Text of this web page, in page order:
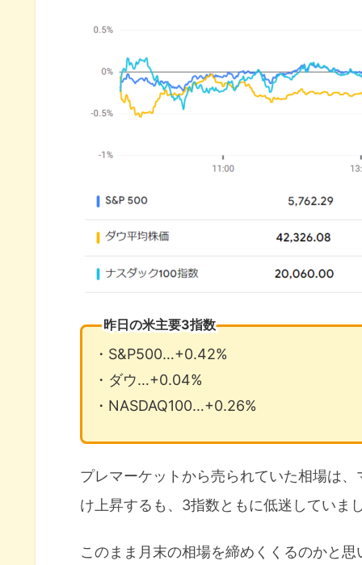
まとめ
昨日の米主要3指数
・S&P500…+0.42%
・ダウ…+0.04%
・NASDAQ100…+0.26%
プレマーケットから売られていた相場は
け上昇するも、3指数ともに低迷していま
このまま月末の相場を締めくくるのかと